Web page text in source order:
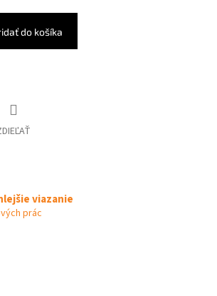
do košíka
viazanie
prác